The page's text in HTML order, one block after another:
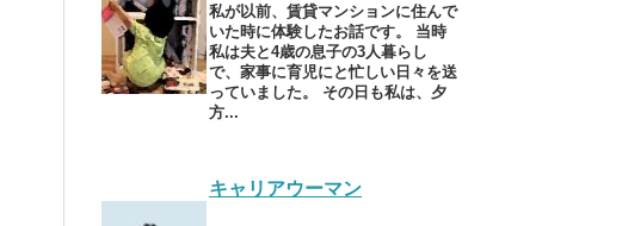
私が以前、賃貸マンションに住んで
いた時に体験したお話です。 当時
私は夫と4歳の息子の3人暮らし
で、家事に育児にと忙しい日々を送
っていました。 その日も私は、夕
方...
キャリアウーマン